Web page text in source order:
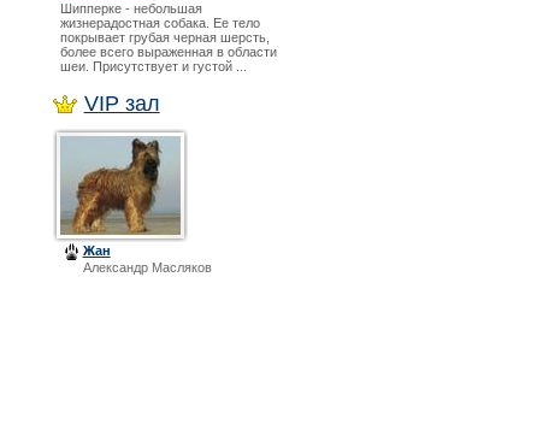
Шипперке - небольшая
жизнерадостная собака. Ее тело
покрывает грубая черная шерсть,
более всего выраженная в области
шеи. Присутствует и густой ...
VIP зал
Жан
Александр Масляков